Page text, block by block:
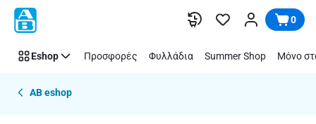
Παράλειψη 0
Eshop Προσφορές Φυλλάδια Summer Shop Μόνο
AB eshop